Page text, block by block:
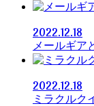
2022.12.18
メールギア
2022.12.18
ミラクルク